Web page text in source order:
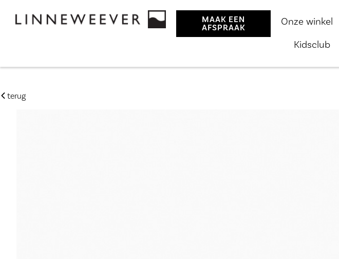
MAAK EEN
AFSPRAAK
Onze winkel
Kidsclub
terug